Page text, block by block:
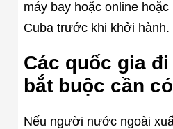
máy bay hoặc online
Cuba trước khi khởi hành.
Các quốc gia
bắt buộc cần
Nếu người nước ngoài